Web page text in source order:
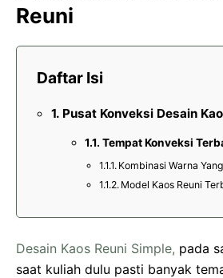
Reuni
Daftar Isi
Pusat Konveksi Desain
Tempat Konveksi
Kombinasi Warna
Model Kaos Reuni
Desain Kaos Reuni Simple, pada
saat kuliah dulu pasti banyak